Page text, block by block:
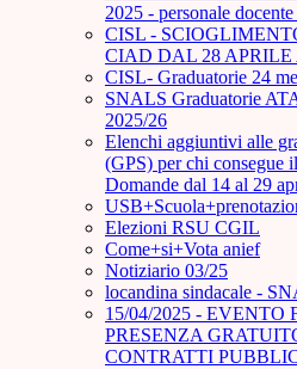
2025 - personale
CISL -
CIAD DAL 28
CISL- Graduatorie 24
SNALS Graduatorie
2025/26
Elenchi aggiuntivi alle
(GPS) per chi consegue
Domande dal 14 al 29
Elezioni RSU CGIL
Come+si+Vota anief
Notiziario 03/25
locandina sindacale -
15/04/2025 - EVENTO
PRESENZA
CONTRATTI